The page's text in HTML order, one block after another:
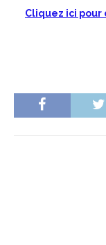
Cliquez ici pour